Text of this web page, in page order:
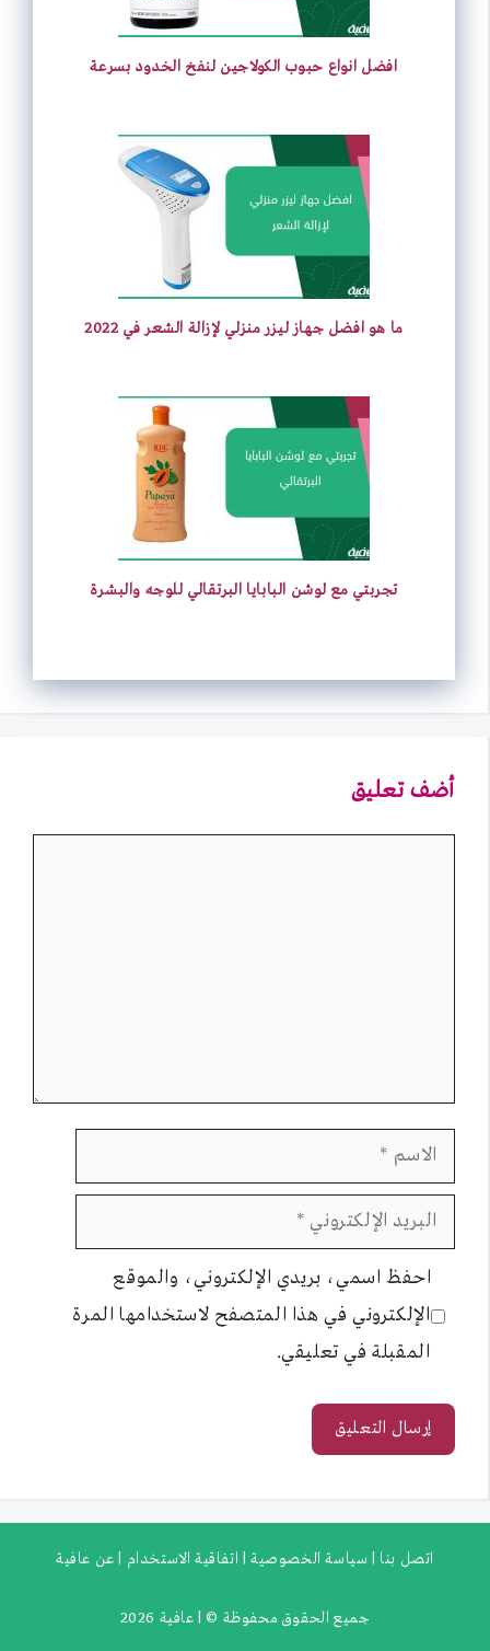
افضل انواع حبوب الكولاجين لنفخ الخدود بسرعة
ما هو افضل جهاز ليزر منزلي لإزالة الشعر في 2022
تجربتي مع لوشن البابايا البرتقالي للوجه والبشرة
أضف تعليق
الاسم
البريد
الإلكتروني
احفظ اسمي، بريدي الإلكتروني، والموقع
الإلكتروني في هذا المتصفح لاستخدامها المرة
المقبلة في تعليقي.
اتصل بنا | سياسة الخصوصية | اتفاقية الاستخدام | عن عافية
جميع الحقوق محفوظة © | عافية 2026